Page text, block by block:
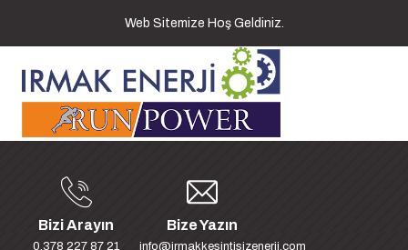
Web Sitemize Hoş Geldiniz.
Bizi Arayın
0.378 227 87 21
Bize Yazın
info@irmakkesintisizenerji.com